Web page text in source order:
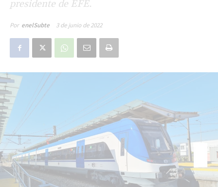
presidente de EFE.
Por enelSubte 3 de junio de 2022